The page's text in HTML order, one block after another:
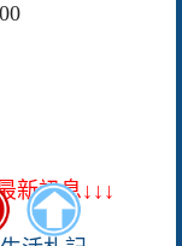
新訊息↓↓↓